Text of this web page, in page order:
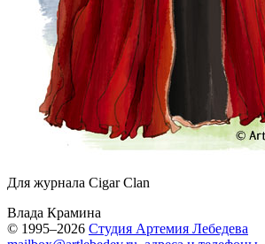
Для журнала Cigar Clan
Влада Крамина
© 1995–2026 Студия Артемия Лебедева